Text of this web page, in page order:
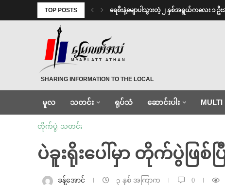
TOP POSTS ရေစီးနဲ့မျောပါသွားတဲ့ ၂ နှစ်အရွယ်ကလေး ၁ ဦး
MYAELATT ATHAN
SHARING INFORMATION TO THE LOCAL
မူလ သတင်း ရုပ်သံ ဆောင်းပါး MULTI
တိုက်ပွဲ, သတင်း
ပဲခူးရိုးပေါ်မှာ တိုက်ပွဲဖြ
ခန့်အောင် ၃ နှစ် အကြာက 0